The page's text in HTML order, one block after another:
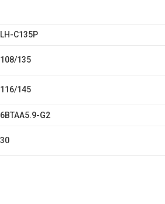
LH-C135P
108/135
116/145
6BTAA5.9-G2
30